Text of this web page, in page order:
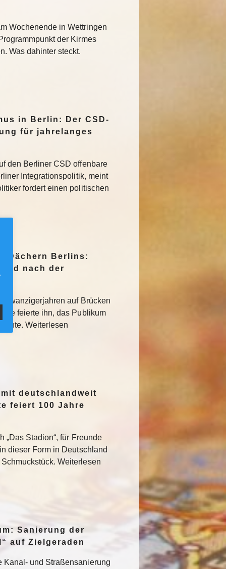
Wochenende in Wettringen
der Kirmes
Was dahinter steckt.
in Berlin: Der CSD-
für jahrelanges
den Berliner CSD offenbare
Integrationspolitik, meint
fordert einen politischen
Dächern Berlins:
nach der
Zwanzigerjahren auf Brücken
feierte ihn, das Publikum
Weiterlesen
deutschlandweit
feiert 100 Jahre
„Das Stadion“, für Freunde
dieser Form in Deutschland
Weiterlesen
Sanierung der
auf Zielgeraden
Kanal- und Straßensanierung